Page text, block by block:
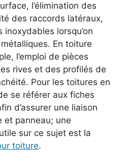
l’élimination des
des raccords latéraux,
inoxydables lorsqu’on
En toiture
l’emploi de pièces
rives et des profilés de
Pour les toitures en
se référer aux fiches
d’assurer une liaison
et panneau; une
sur ce sujet est la
toiture.